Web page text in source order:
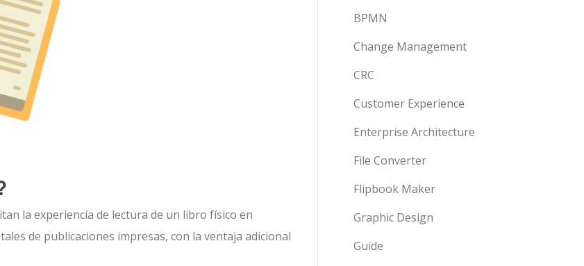
la experiencia de lectura de un libro físico en
de publicaciones impresas, con la ventaja adicional
BPMN
Change Management
CRC
Customer Experience
Enterprise Architecture
File Converter
Flipbook Maker
Graphic Design
Guide